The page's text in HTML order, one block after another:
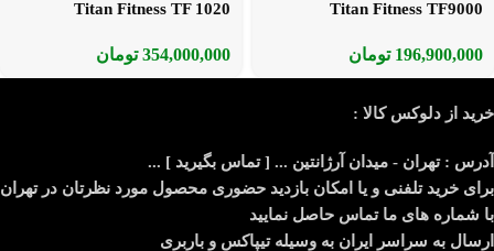
Titan Fitness TF9000
196,900,000 تومان
Titan Fitness TF 1020
354,000,000 تومان
خرید از دلوکس کالا :
آدرس : تهران - میدان آرژانتین ... [ تماس بگیرید ] ...
برای خرید تلفنی و یا امکان بازدید حضوری محصول مورد نظرتان در تهران
با شماره های ما تماس حاصل نمایید
ارسال به سراسر ایران به وسیله تیپاکس و باربری